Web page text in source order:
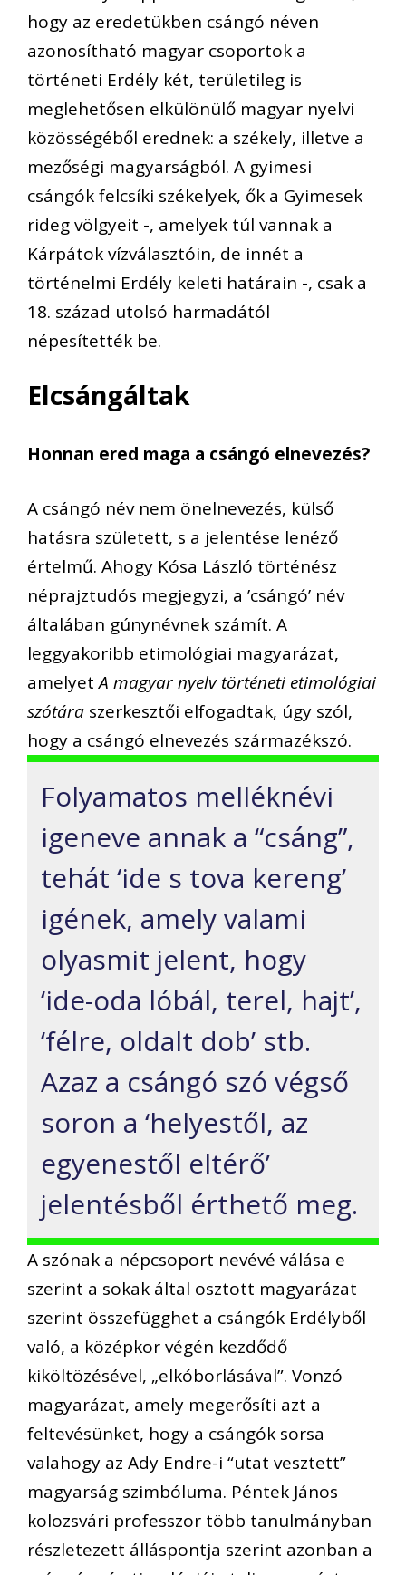
hogy az eredetükben csángó néven
azonosítható magyar csoportok a
történeti Erdély két, területileg is
meglehetősen elkülönülő magyar nyelvi
közösségéből erednek: a székely, illetve a
mezőségi magyarságból. A gyimesi
csángók felcsíki székelyek, ők a Gyimesek
rideg völgyeit -, amelyek túl vannak a
Kárpátok vízválasztóin, de innét a
történelmi Erdély keleti határain -, csak a
18. század utolsó harmadától
népesítették be.
Elcsángáltak
Honnan ered maga a csángó elnevezés?
A csángó név nem önelnevezés, külső
hatásra született, s a jelentése lenéző
értelmű. Ahogy Kósa László történész
néprajztudós megjegyzi, a ’csángó’ név
általában gúnynévnek számít. A
leggyakoribb etimológiai magyarázat,
amelyetA magyar nyelv történeti etimológiai
szótára szerkesztői elfogadtak, úgy szól,
hogy a csángó elnevezés származékszó.
Folyamatos melléknévi
igeneve annak a “csáng”,
tehát ‘ide s tova kereng’
igének, amely valami
olyasmit jelent, hogy
‘ide-oda lóbál, terel, hajt’,
‘félre, oldalt dob’ stb.
Azaz a csángó szó végső
soron a ‘helyestől, az
egyenestől eltérő’
jelentésből érthető meg.
A szónak a népcsoport nevévé válása e
szerint a sokak által osztott magyarázat
szerint összefügghet a csángók Erdélyből
való, a középkor végén kezdődő
kiköltözésével, „elkóborlásával”. Vonzó
magyarázat, amely megerősíti azt a
feltevésünket, hogy a csángók sorsa
valahogy az Ady Endre-i “utat vesztett”
magyarság szimbóluma. Péntek János
kolozsvári professzor több tanulmányban
részletezett álláspontja szerint azonban a